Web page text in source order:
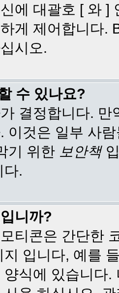
에 대괄호 [ 와 ]
게 제어합니다.
시오.
수 있나요?
결정합니다.
이것은 일부 사
기 위한 보안책
다.
니까?
티콘은 간단한
지 입니다, 예를
양식에 있습니다